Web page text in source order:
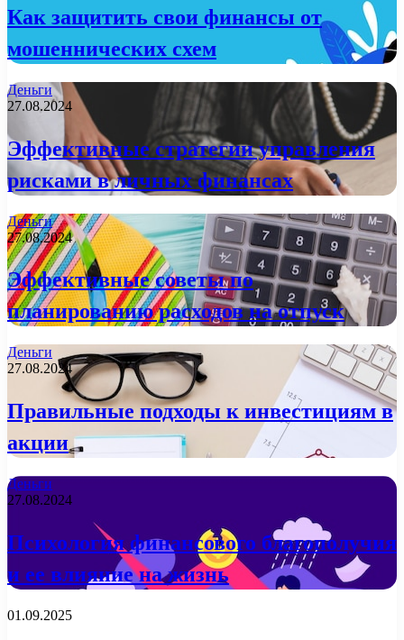
Как защитить свои финансы от
мошеннических схем
Деньги
27.08.2024
Эффективные стратегии управления
рисками в личных финансах
Деньги
27.08.2024
Эффективные советы по
планированию расходов на отпуск
Деньги
27.08.2024
Правильные подходы к инвестициям в
акции
Деньги
27.08.2024
Психология финансового благополучия
и ее влияние на жизнь
01.09.2025